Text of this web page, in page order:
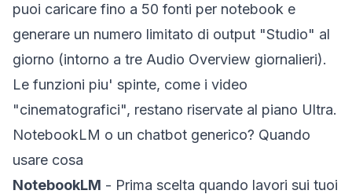
puoi caricare fino a 50 fonti per notebook e
generare un numero limitato di output "Studio" al
giorno (intorno a tre Audio Overview giornalieri).
Le funzioni piu' spinte, come i video
"cinematografici", restano riservate al piano Ultra.
NotebookLM o un chatbot generico? Quando
usare cosa
NotebookLM - Prima scelta quando lavori sui tuoi